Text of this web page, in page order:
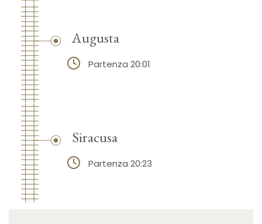
Augusta
Partenza 20:01
Siracusa
Partenza 20:23